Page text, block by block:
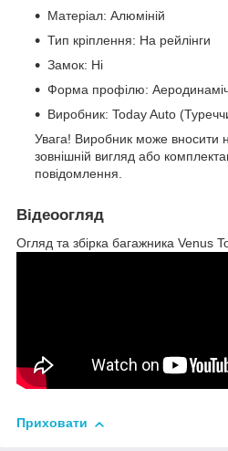
Матеріал: Алюміній
Тип кріплення: На рейлінги
Замок: Ні
Форма профілю:
Виробник: Today Auto
Увага! Виробник може вносити
зовнішній вигляд або
повідомлення.
Відеоогляд
Огляд та збірка багажника Venus
Приховати